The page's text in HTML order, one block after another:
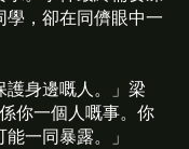
，卻在同儕眼中一
護身邊嘅人。」梁
你一個人嘅事。你
一同暴露。」